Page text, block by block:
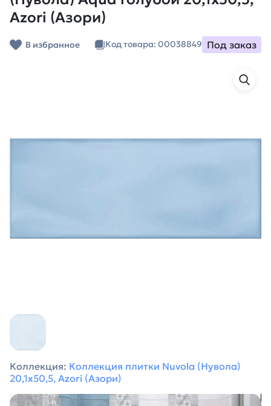
Azori (Азори)
В избранное Код товара: 00038849 Под заказ
Коллекция: Коллекция плитки Nuvola (Нувола)
20,1х50,5, Azori (Азори)